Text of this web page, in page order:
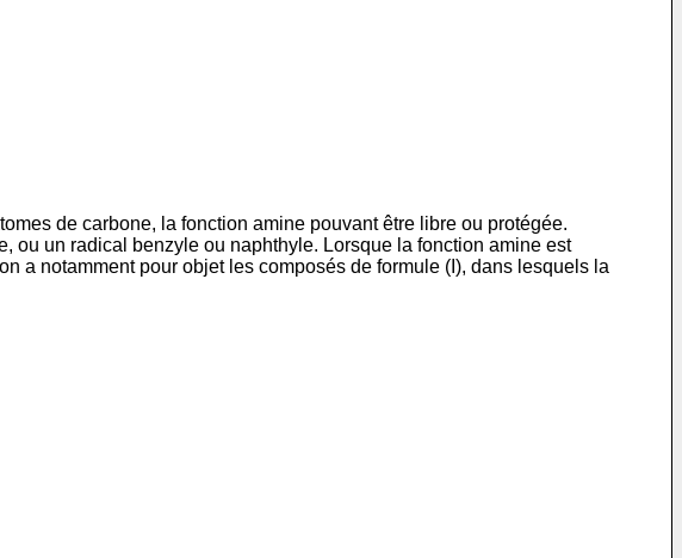
de carbone, la fonction amine pouvant être libre ou protégée.
ou un radical benzyle ou naphthyle. Lorsque la fonction amine est
a notamment pour objet les composés de formule (I), dans lesquels la